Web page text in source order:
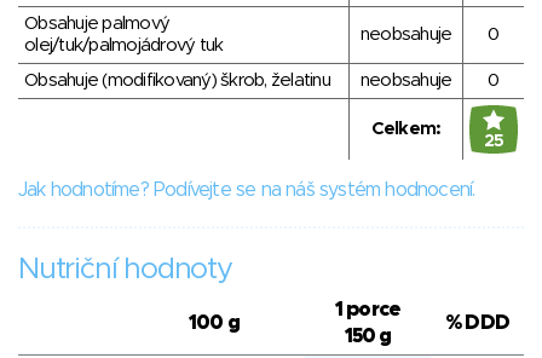
Obsahuje palmový
olej/tuk/palmojádrový tuk
neobsahuje 0
Obsahuje (modifikovaný) škrob, želatinu neobsahuje 0
Celkem:
25
Jak hodnotíme? Podívejte se na náš systém hodnocení.
Nutriční hodnoty
100 g
1 porce
150 g
% DDD